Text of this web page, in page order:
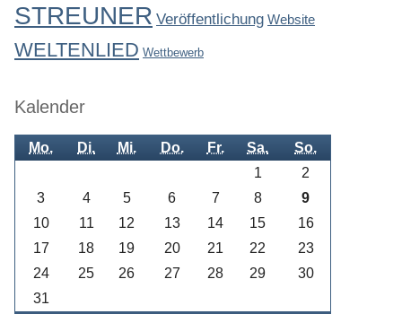
STREUNER Veröffentlichung Website
WELTENLIED Wettbewerb
Kalender
Mo. Di. Mi. Do. Fr. Sa. So.
1
2
3
4 5 6 7 8
9
10
11 12 13 14 15
16
17
18 19 20 21 22
23
24
25 26 27 28 29
30
31